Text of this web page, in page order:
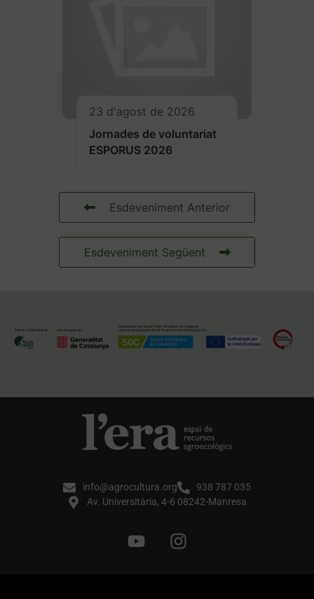
23 d'agost de 2026
Jornades de voluntariat
ESPORUS 2026
Esdeveniment Anterior
Esdeveniment Següent
info@agrocultura.org
938 787 035
Av. Universitària, 4-6 08242-Manresa